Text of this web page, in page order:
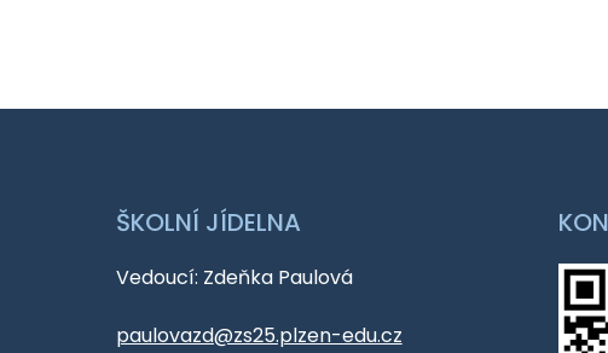
ŠKOLNÍ JÍDELNA
Vedoucí: Zdeňka Paulová
paulovazd@zs25.plzen-edu.cz